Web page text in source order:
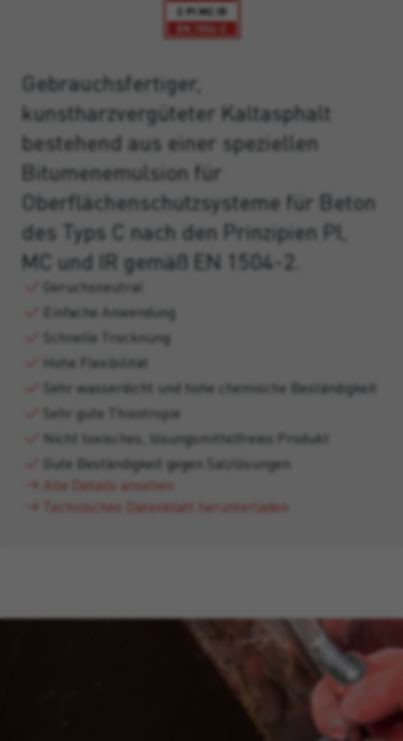
Gebrauchsfertiger,
kunstharzvergüteter Kaltasphalt
bestehend aus einer speziellen
Bitumenemulsion für
Oberflächenschutzsysteme für Beton
des Typs C nach den Prinzipien PI,
MC und IR gemäß EN 1504-2.
Geruchsneutral
Einfache Anwendung
Schnelle Trocknung
Hohe Flexibilität
Sehr wasserdicht und hohe chemische Beständigkeit
Sehr gute Thixotropie
Nicht toxisches, lösungsmittelfreies Produkt
Gute Beständigkeit gegen Salzlösungen
Alle Details ansehen
Technisches Datenblatt herunterladen